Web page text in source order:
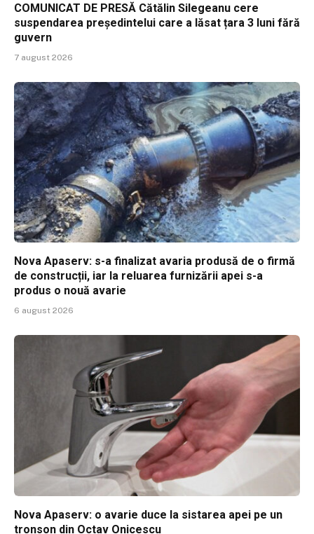
COMUNICAT DE PRESĂ Cătălin Silegeanu cere
suspendarea președintelui care a lăsat țara 3 luni fără
guvern
7 august 2026
Nova Apaserv: s-a finalizat avaria produsă de o firmă
de construcții, iar la reluarea furnizării apei s-a
produs o nouă avarie
6 august 2026
Nova Apaserv: o avarie duce la sistarea apei pe un
tronson din Octav Onicescu